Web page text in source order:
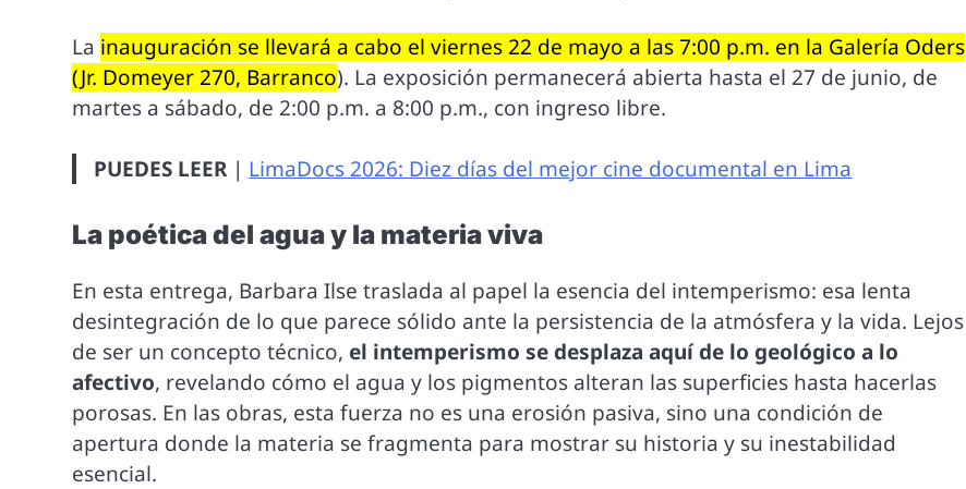
La inauguración se llevará a cabo el viernes 22 de mayo a las 7:00 p.m. en la Galería Oders
(Jr. Domeyer 270, Barranco). La exposición permanecerá abierta hasta el 27 de junio, de
martes a sábado, de 2:00 p.m. a 8:00 p.m., con ingreso libre.
PUEDES LEER| LimaDocs 2026: Diez días del mejor cine documental en Lima
La poética del agua y la materia viva
En esta entrega, Barbara Ilse traslada al papel la esencia del intemperismo: esa lenta
desintegración de lo que parece sólido ante la persistencia de la atmósfera y la vida. Lejos
de ser un concepto técnico, el intemperismo se desplaza aquí de lo geológico a lo
afectivo, revelando cómo el agua y los pigmentos alteran las superficies hasta hacerlas
porosas. En las obras, esta fuerza no es una erosión pasiva, sino una condición de
apertura donde la materia se fragmenta para mostrar su historia y su inestabilidad
esencial.